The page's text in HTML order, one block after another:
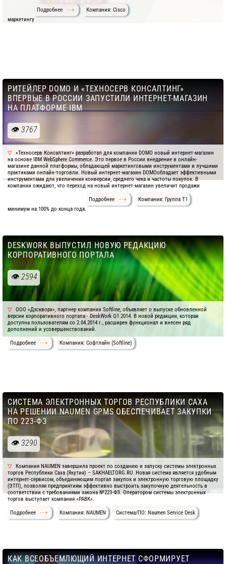
маркетингу
Подробнее Компания: Cisco
РИТЕЙЛЕР DOMO И «ТЕХНОСЕРВ КОНСАЛТИНГ»
ВПЕРВЫЕ В РОССИИ ЗАПУСТИЛИ ИНТЕРНЕТ-МАГАЗИН
НА ПЛАТФОРМЕ IBM
3767
«Техносерв Консалтинг» разработал для компании DOMO новый интернет-магазин
на основе IBM WebSphere Commerce. Это первое в России внедрение в онлайн-
магазине данной платформы, обладающей маркетинговыми инструментами и лучшими
практиками онлайн-торговли. Новый интернет-магазин DOMOобладает эффективными
инструментами для увеличения конверсии, среднего чека и частоты покупок. В
компании ожидают, что переход на новый интернет-магазин увеличит продажи
минимум на 100% до конца года.
Подробнее Компания: Группа Т1
DESKWORK ВЫПУСТИЛ НОВУЮ РЕДАКЦИЮ
КОРПОРАТИВНОГО ПОРТАЛА
2594
ООО «Дэскворк», партнер компании Softline, объявляет о выпуске обновленной
версии корпоративного портала - DeskWork Q1 2014. В новой редакции, которая
доступна пользователям со 2.04.2014 г., расширен функционал и внесен ряд
дополнений и усовершенствований.
Подробнее Компания: Софтлайн (Softline)
СИСТЕМА ЭЛЕКТРОННЫХ ТОРГОВ РЕСПУБЛИКИ САХА
НА РЕШЕНИИ NAUMEN GPMS ОБЕСПЕЧИВАЕТ ЗАКУПКИ
ПО 223-ФЗ
3290
Компания NAUMEN завершила проект по созданию и запуску системы электронных
торгов Республики Саха (Якутия) – SAKHAELTORG.RU. Новая система является удобным
интернет-сервисом, объединяющим портал закупок и электронную торговую площадку
(ЭТП), позволяя предприятиям эффективно выстроить закупочную деятельность в
соответствии с требованиями закона №223-ФЗ. Оператором системы электронных
торгов выступает компания «РАВК».
Подробнее Компания: NAUMEN Система/ПО: Naumen Service Desk
КАК ВСЕОБЪЕМЛЮЩИЙ ИНТЕРНЕТ СФОРМИРУЕТ